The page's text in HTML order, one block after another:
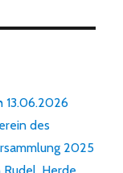
13.06.2026
des
2025